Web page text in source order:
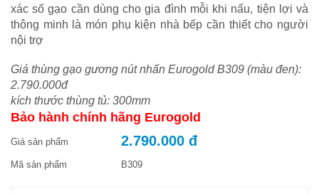
xác số gạo cần dùng cho gia đình mỗi khi nấu, tiện lợi và
thông minh là món phụ kiện nhà bếp cần thiết cho người
nội trợ
Giá thùng gạo gương nút nhấn Eurogold B309 (màu đen):
2.790.000đ
kích thước thùng tủ: 300mm
Bảo hành chính hãng Eurogold
Giá sản phẩm 2.790.000 đ
Mã sản phẩm B309